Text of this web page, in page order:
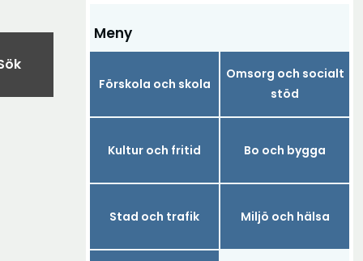
Meny
Förskola och skola
Omsorg och socialt
stöd
Kultur och fritid Bo och bygga
Stad och trafik Miljö och hälsa